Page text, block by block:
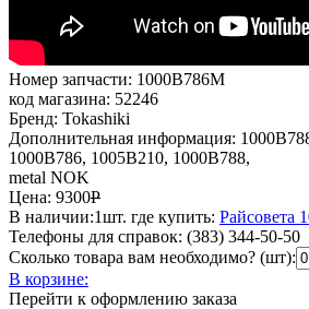
Номер запчасти: 1000B786M
код магазина: 52246
Бренд: Tokashiki
Дополнительная информация:
1000B786, 1005B210, 1000B788,
metal NOK
Цена: 9300Р
В наличии:1шт. где купить: Райсовета
Телефоны для справок: (383) 344-50-50
Сколько товара вам необходимо? (шт):
В корзине:
Перейти к оформлению заказа